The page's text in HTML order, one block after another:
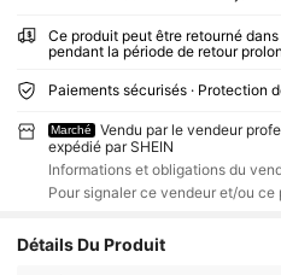
Ce produit peut être retourné
pendant la période de retour
Paiements sécurisés · Protection
Marché
Vendu par le vendeur
expédié par SHEIN
Informations et obligations du
Pour signaler ce vendeur et/ou ce
Détails Du Produit